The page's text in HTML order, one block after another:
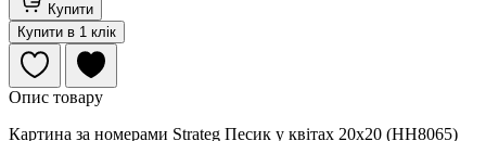
Купити
Купити в 1 клік
Опис товару
Картина за номерами Strateg Песик у квітах 20х20 (HH8065)